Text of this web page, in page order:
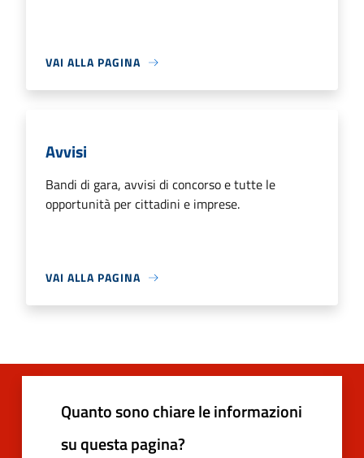
VAI ALLA PAGINA
Avvisi
Bandi di gara, avvisi di concorso e tutte le
opportunità per cittadini e imprese.
VAI ALLA PAGINA
Quanto sono chiare le informazioni
su questa pagina?